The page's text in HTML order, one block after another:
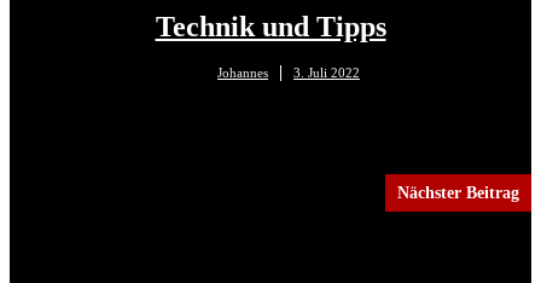
Technik und Tipps
Johannes 3. Juli 2022
Nächster Beitrag